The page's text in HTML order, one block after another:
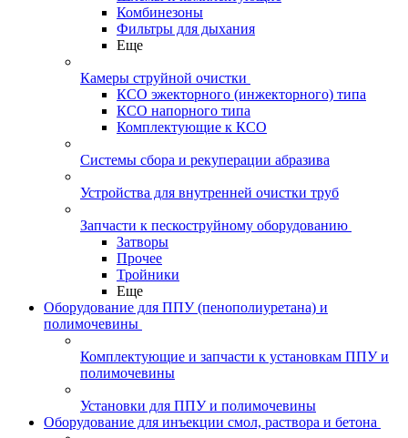
Комбинезоны
Фильтры для дыхания
Еще
Камеры струйной очистки
КСО эжекторного (инжекторного) типа
КСО напорного типа
Комплектующие к КСО
Системы сбора и рекуперации абразива
Устройства для внутренней очистки труб
Запчасти к пескоструйному оборудованию
Затворы
Прочее
Тройники
Еще
Оборудование для ППУ (пенополиуретана) и
полимочевины
Комплектующие и запчасти к установкам ППУ и
полимочевины
Установки для ППУ и полимочевины
Оборудование для инъекции смол, раствора и бетона